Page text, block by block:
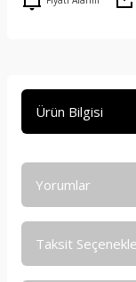
Ürün Bilgisi
Yorumlar
Taksit